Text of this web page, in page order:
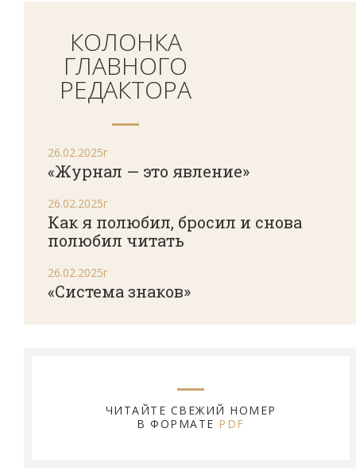
КОЛОНКА
ГЛАВНОГО
РЕДАКТОРА
26.02.2025г
«Журнал — это явление»
26.02.2025г
Как я полюбил, бросил и снова
полюбил читать
26.02.2025г
«Система знаков»
ЧИТАЙТЕ СВЕЖИЙ НОМЕР
В ФОРМАТЕ PDF